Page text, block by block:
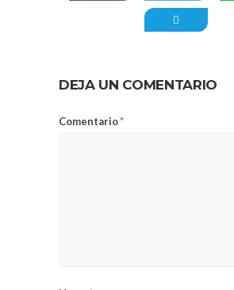
DEJA UN COMENTARIO
Comentario*